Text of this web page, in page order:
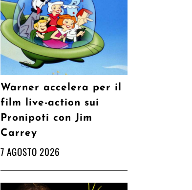
Warner accelera per il
film live-action sui
Pronipoti con Jim
Carrey
7 AGOSTO 2026